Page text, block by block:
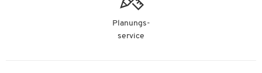
Planungs-
service